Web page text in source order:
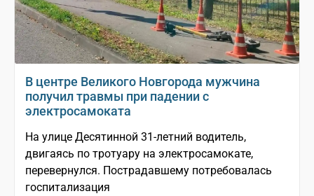
В центре Великого Новгорода мужчина
получил травмы при падении с
электросамоката
На улице Десятинной 31-летний водитель,
двигаясь по тротуару на электросамокате,
перевернулся. Пострадавшему потребовалась
госпитализация